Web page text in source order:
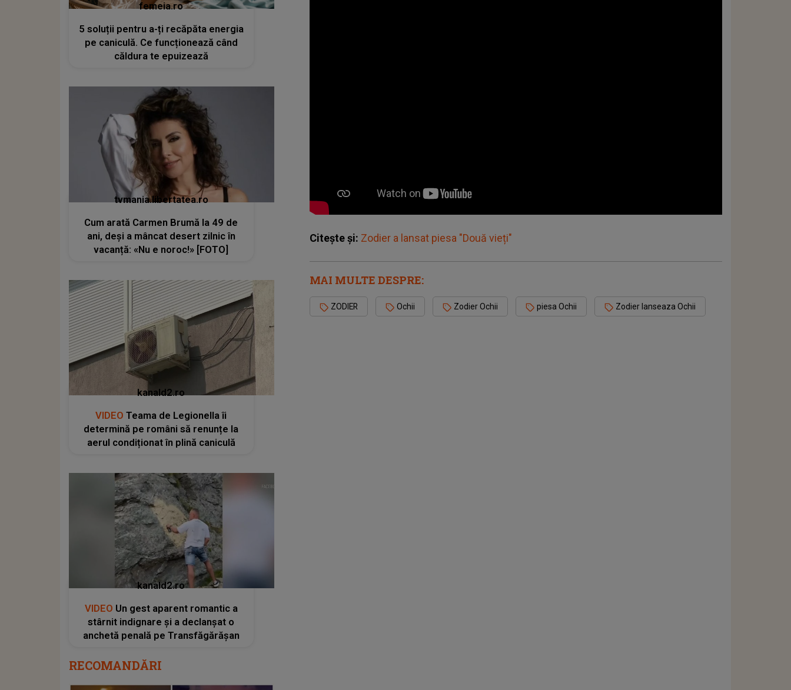
Citește și: Zodier a lansat piesa "Două vieți"
MAI MULTE DESPRE:
ZODIER Ochii Zodier Ochii piesa Ochii Zodier lanseaza Ochii
femeia.ro
5 soluții pentru a-ți recăpăta energia
pe caniculă. Ce funcționează când
căldura te epuizează
tvmania.libertatea.ro
Cum arată Carmen Brumă la 49 de
ani, deși a mâncat desert zilnic în
vacanță: «Nu e noroc!» [FOTO]
kanald2.ro
VIDEO Teama de Legionella îi
determină pe români să renunțe la
aerul condiționat în plină caniculă
kanald2.ro
VIDEO Un gest aparent romantic a
stârnit indignare și a declanșat o
anchetă penală pe Transfăgărășan
RECOMANDĂRI